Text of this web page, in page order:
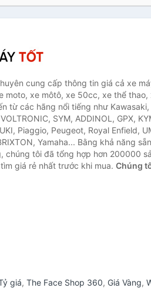
cung cấp thông tin giá cả xe
moto, xe môtô, xe 50cc, xe thể thao,
từ các hãng nổi tiếng như Kawasaki,
SYM, ADDINOL, GPX,
Piaggio, Peugeot, Royal Enfield,
Yamaha... Bằng khả năng
chúng tôi đã tổng hợp hơn 200000
giá rẻ nhất trước khi mua. Chúng
giá, The Face Shop 360, Giá Vàng,